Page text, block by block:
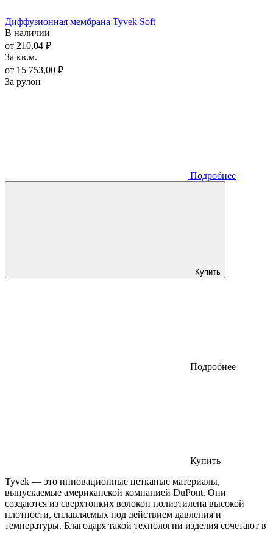
Диффузионная мембрана Tyvek Soft
В наличии
от 210,04 ₽
За кв.м.
от 15 753,00 ₽
За рулон
Подробнее
Купить
Подробнее
Купить
Tyvek — это инновационные нетканые материалы,
выпускаемые американской компанией DuPont. Они
создаются из сверхтонких волокон полиэтилена высокой
плотности, сплавляемых под действием давления и
температуры. Благодаря такой технологии изделия сочетают в